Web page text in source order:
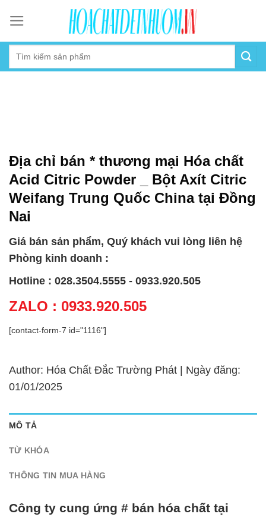
content
Địa chỉ bán * thương mại Hóa chất
Acid Citric Powder _ Bột Axít Citric
Weifang Trung Quốc China tại Đồng
Nai
Giá bán sản phẩm, Quý khách vui lòng liên hệ
Phòng kinh doanh :
Hotline : 028.3504.5555 - 0933.920.505
ZALO : 0933.920.505
[contact-form-7 id="1116"]
Author: Hóa Chất Đắc Trường Phát | Ngày đăng:
01/01/2025
MÔ TẢ
TỪ KHÓA
THÔNG TIN MUA HÀNG
Công ty cung ứng # bán hóa chất tại